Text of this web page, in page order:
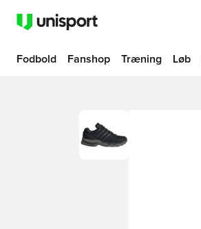
Fodbold Fanshop Træning Løb